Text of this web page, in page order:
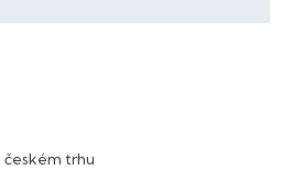
českém trhu